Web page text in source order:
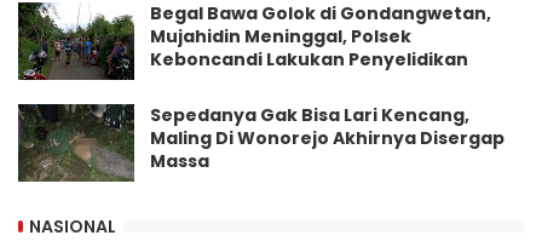
Begal Bawa Golok di Gondangwetan,
Mujahidin Meninggal, Polsek
Keboncandi Lakukan Penyelidikan
Sepedanya Gak Bisa Lari Kencang,
Maling Di Wonorejo Akhirnya Disergap
Massa
NASIONAL